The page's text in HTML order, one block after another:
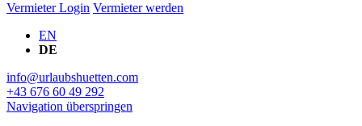
Vermieter Login Vermieter werden
EN
DE
info@urlaubshuetten.com
+43 676 60 49 292
Navigation überspringen